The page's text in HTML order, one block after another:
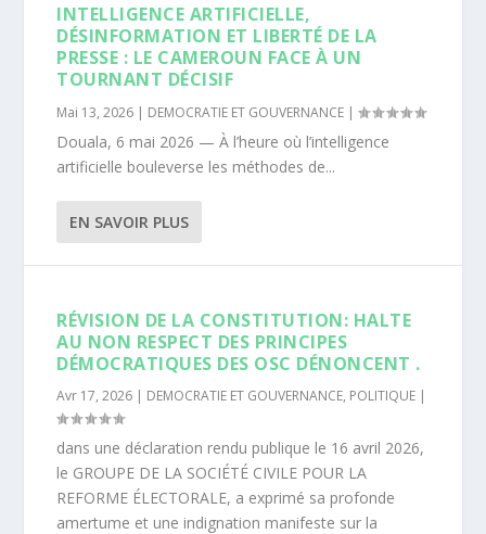
INTELLIGENCE ARTIFICIELLE,
DÉSINFORMATION ET LIBERTÉ DE LA
PRESSE : LE CAMEROUN FACE À UN
TOURNANT DÉCISIF
Mai 13, 2026 | DEMOCRATIE ET GOUVERNANCE |
Douala, 6 mai 2026 — À l’heure où l’intelligence
artificielle bouleverse les méthodes de...
EN SAVOIR PLUS
RÉVISION DE LA CONSTITUTION: HALTE
AU NON RESPECT DES PRINCIPES
DÉMOCRATIQUES DES OSC DÉNONCENT .
Avr 17, 2026 | DEMOCRATIE ET GOUVERNANCE, POLITIQUE |
dans une déclaration rendu publique le 16 avril 2026,
le GROUPE DE LA SOCIÉTÉ CIVILE POUR LA
REFORME ÉLECTORALE, a exprimé sa profonde
amertume et une indignation manifeste sur la